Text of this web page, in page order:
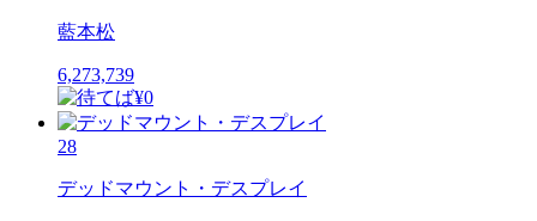
藍本松
6,273,739
28
デッドマウント・デスプレイ